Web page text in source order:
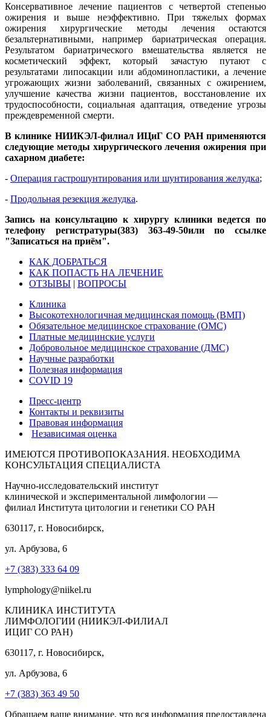
Консервативное лечение пациентов с четвертой степенью
ожирения и выше неэффективно. При тяжелых формах
ожирения хирургические методы лечения остаются
безальтернативными, например бариатрическая операция.
Результатом бариатрического вмешательства является не
косметический эффект, который зачастую путают с
результатами липосакции или абдоминопластики, а лечение
угрожающих жизни заболеваний, связанных с ожирением,
улучшение качества жизни пациентов, восстановление их
трудоспособности, социальная адаптация, отведение угрозы
преждевременной смерти.
В клинике НИИКЭЛ-филиал ИЦиГ СО РАН применяются
следующие методы хирургического лечения ожирения при
сахарном диабете:
- Операция гастрошунтирования или шунтирования желудка;
- Продольная резекция желудка.
Запись на консультацию к хирургу клиники ведется по
телефону регистратуры(383) 363-49-50или по ссылке
"Записаться на приём".
КАК ДОБРАТЬСЯ
КАК ПОПАСТЬ НА ЛЕЧЕНИЕ
ОТЗЫВЫ | ВОПРОСЫ
Клиника
Высокотехнологичная медицинская помощь (ВМП)
Обязательное медицинское страхование (ОМС)
Платные медицинские услуги
Добровольное медицинское страхование (ДМС)
Научные разработки
Полезная информация
COVID 19
Пресс-центр
Контакты и реквизиты
Правовая информация
Независимая оценка
ИМЕЮТСЯ ПРОТИВОПОКАЗАНИЯ. НЕОБХОДИМА
КОНСУЛЬТАЦИЯ СПЕЦИАЛИСТА
Научно-исследовательский институт
клинической и экспериментальной лимфологии —
филиал Института цитологии и генетики СО РАН
630117, г. Новосибирск,
ул. Арбузова, 6
+7 (383) 333 64 09
lymphology@niikel.ru
КЛИНИКА ИНСТИТУТА
ЛИМФОЛОГИИ (НИИКЭЛ-ФИЛИАЛ
ИЦИГ СО РАН)
630117, г. Новосибирск,
ул. Арбузова, 6
+7 (383) 363 49 50
Обращаем ваше внимание, что вся информация предоставлена